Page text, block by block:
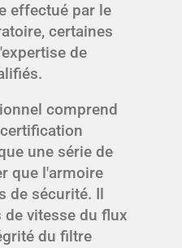
effectué par le
certaines
de
comprend
une série de
que l'armoire
de sécurité. Il
vitesse du flux
du filtre